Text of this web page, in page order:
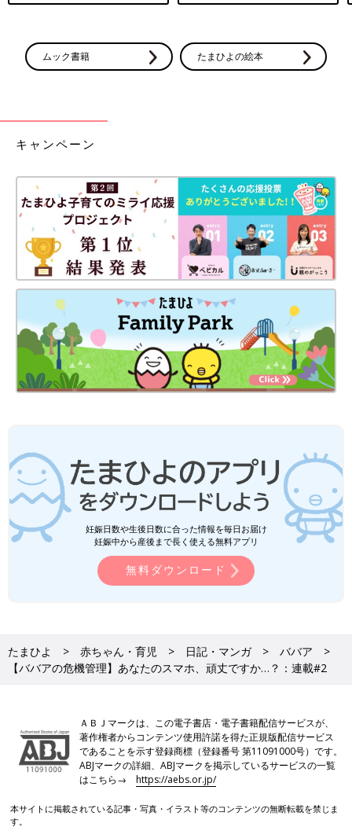
ムック書籍 たまひよの絵本
キャンペーン
妊娠日数や生後日数に合った情報を毎日お届け
妊娠中から産後まで長く使える無料アプリ
無料ダウンロード
たまひよ 赤ちゃん・育児 日記・マンガ
ババア
【ババアの危機管理】あなたのスマホ、頑丈ですか…？：連載#2
ＡＢＪマークは、この電子書店・電子書籍配信サービスが、
著作権者からコンテンツ使用許諾を得た正規版配信サービス
であることを示す登録商標（登録番号 第11091000号）です。
ABJマークの詳細、ABJマークを掲示しているサービスの一覧
はこちら→https://aebs.or.jp/
本サイトに掲載されている記事・写真・イラスト等のコンテンツの無断転載を禁じま
す。